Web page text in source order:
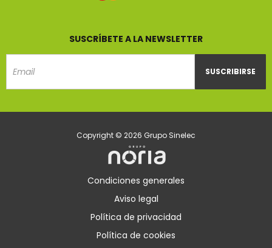
SUSCRÍBETE A LA NEWSLETTER
SUSCRIBIRSE
Copyright © 2026 Grupo Sinelec
Condiciones generales
Aviso legal
Política de privacidad
Política de cookies